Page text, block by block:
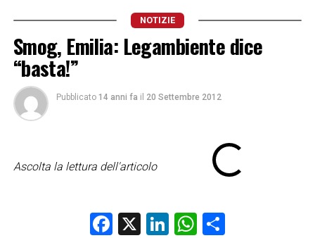
NOTIZIE
Smog, Emilia: Legambiente dice
“basta!”
Pubblicato 14 anni fa il 20 Settembre 2012
Ascolta la lettura dell'articolo
Facebook
X LinkedIn
WhatsApp
Condividi